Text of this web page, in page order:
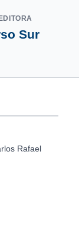
Sur
Rafael